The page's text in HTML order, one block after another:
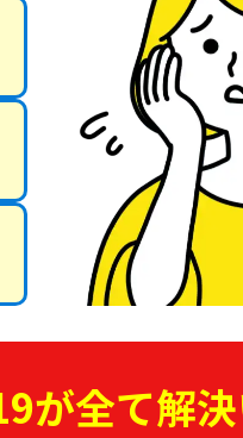
が全て解決